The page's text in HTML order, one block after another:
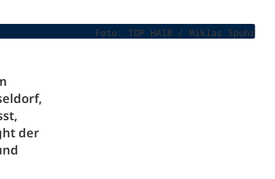
Foto: TOP HAIR / Miklas Spohr
der